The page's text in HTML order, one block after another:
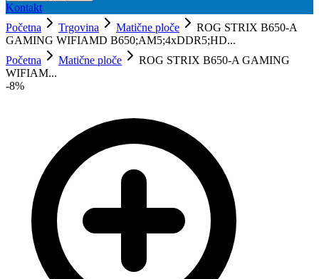
Kontakt
Početna
Trgovina Matične ploče
ROG STRIX B650-A
GAMING WIFIAMD B650;AM5;4xDDR5;HD...
Početna
Matične ploče
ROG STRIX B650-A GAMING
WIFIAM...
-8%